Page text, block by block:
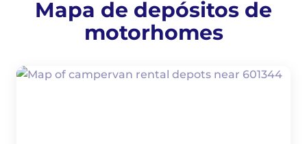
Mapa de depósitos de
motorhomes